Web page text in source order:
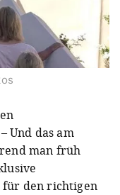
Und das am
man früh
für den richtigen